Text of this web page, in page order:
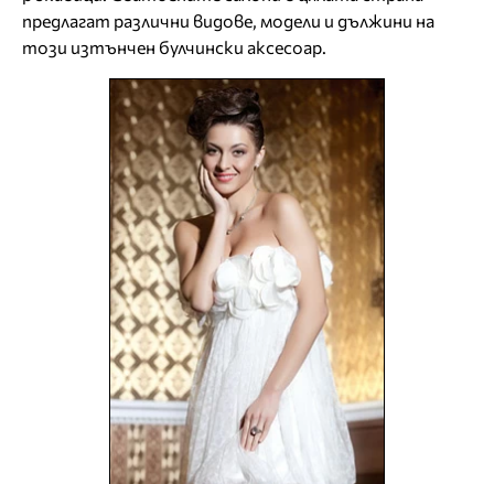
предлагат различни видове, модели и дължини на
този изтънчен булчински аксесоар.